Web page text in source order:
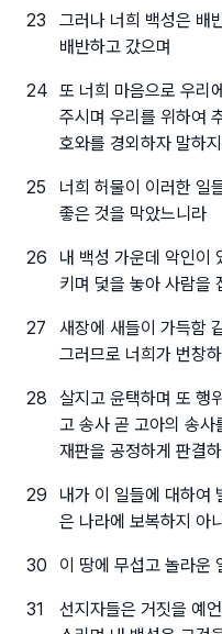
23
그러나 너희 백성은 배
배반하고 갔으며
24 또 너희 마음으로 우리
주시며 우리를 위하여
호와를 경외하자 말하
25
너희 허물이 이러한 일
좋은 것을 막았느니라
26
내 백성 가운데 악인이
키며 덫을 놓아 사람을
27
새장에 새들이 가득함
그러므로 너희가 번창
28
살지고 윤택하며 또 행
고 송사 곧 고아의 송사
재판을 공정하게 판결
29
내가 이 일들에 대하여
은 나라에 보복하지 아
30 이 땅에 무섭고 놀라운
31
선지자들은 거짓을 예